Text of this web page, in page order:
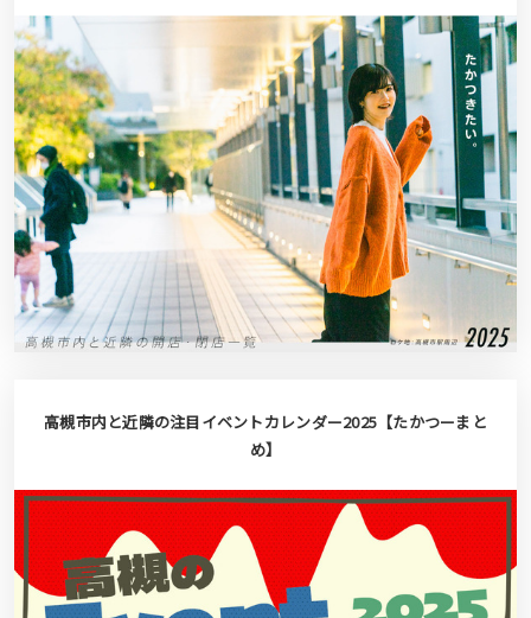
高槻市内と近隣の注目イベントカレンダー2025【たかつーまと
め】